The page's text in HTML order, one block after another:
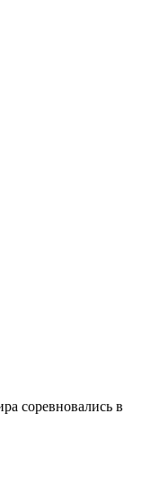
соревновались в